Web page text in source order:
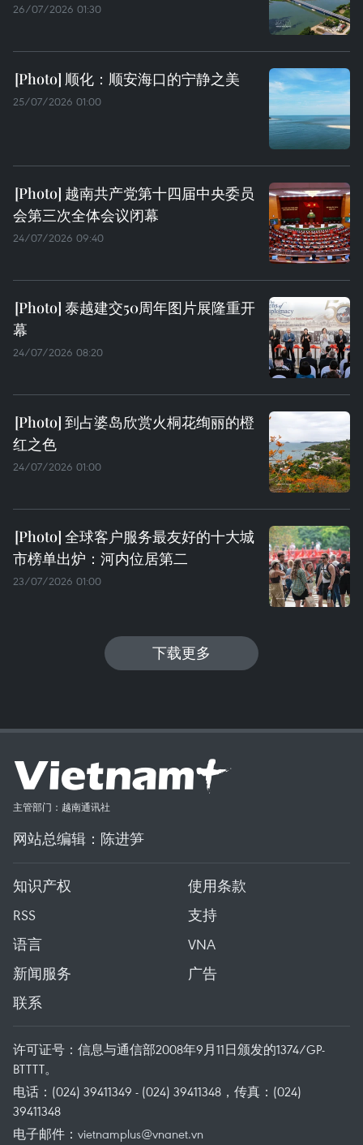
26/07/2026 01:30
顺化：顺安海口的宁静之美
25/07/2026 01:00
越南共产党第十四届中央委员
会第三次全体会议闭幕
24/07/2026 09:40
泰越建交50周年图片展隆重开
幕
24/07/2026 08:20
到占婆岛欣赏火桐花绚丽的橙
红之色
24/07/2026 01:00
全球客户服务最友好的十大城
市榜单出炉：河内位居第二
23/07/2026 01:00
下载更多
主管部门：越南通讯社
网站总编辑：陈进笋
知识产权
使用条款
RSS
支持
语言
VNA
新闻服务
广告
联系
许可证号：信息与通信部2008年9月11日颁发的1374/GP-
BTTTT。
电话：(024) 39411349 - (024) 39411348，传真：(024)
39411348
电子邮件： vietnamplus@vnanet.vn